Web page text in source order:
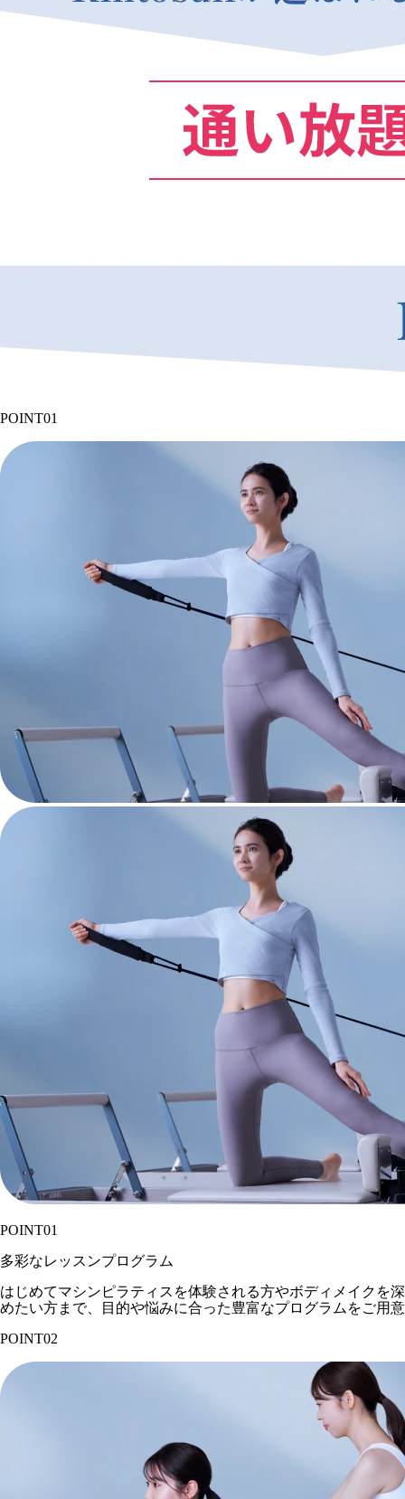
POINT01
POINT01
多彩なレッスンプログラム
はじめてマシンピラティスを体験される方やボディメイクを深
めたい方まで、目的や悩みに合った豊富なプログラムをご用意
POINT02